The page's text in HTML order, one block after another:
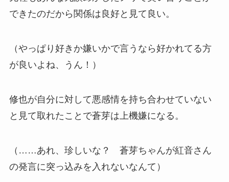
できたのだから関係は良好と見て良い。
（やっぱり好きか嫌いかで言うなら好かれてる方
が良いよね、うん！）
修也が自分に対して悪感情を持ち合わせていない
と見て取れたことで蒼芽は上機嫌になる。
（……あれ、珍しいな？ 蒼芽ちゃんが紅音さん
の発言に突っ込みを入れないなんて）